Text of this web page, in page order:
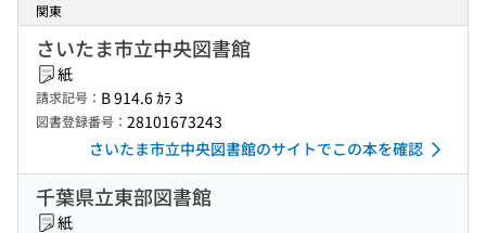
関東
さいたま市立中央図書館
紙
請求記号： B 914.6 ｶﾗ 3
図書登録番号： 28101673243
さいたま市立中央図書館のサイトでこの本を確認
千葉県立東部図書館
紙